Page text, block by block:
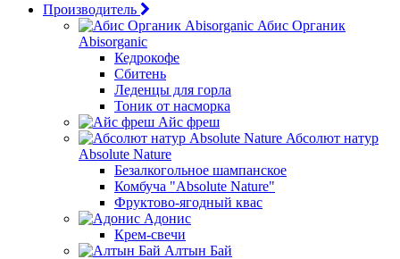
Производитель
Абис Органик
Abisorganic
Кедрокофе
Сбитень
Леденцы для горла
Тоник от насморка
Айс фреш
Абсолют натур
Absolute Nature
Безалкогольное шампанское
Комбуча "Absolute Nature"
Фруктово-ягодный квас
Адонис
Крем-свечи
Алтын Бай